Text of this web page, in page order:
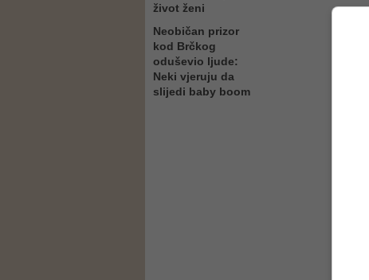
život ženi
Neobičan prizor
kod Brčkog
oduševio ljude:
Neki vjeruju da
slijedi baby boom